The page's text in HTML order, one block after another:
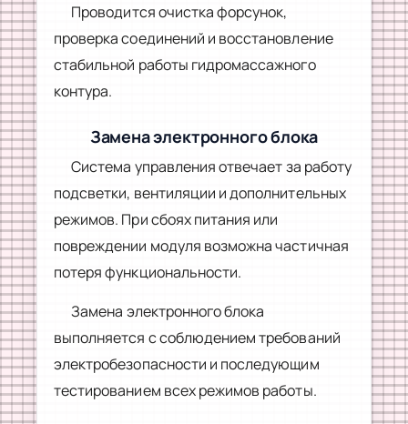
Проводится очистка форсунок,
проверка соединений и восстановление
стабильной работы гидромассажного
контура.
Замена электронного блока
Система управления отвечает за работу
подсветки, вентиляции и дополнительных
режимов. При сбоях питания или
повреждении модуля возможна частичная
потеря функциональности.
Замена электронного блока
выполняется с соблюдением требований
электробезопасности и последующим
тестированием всех режимов работы.